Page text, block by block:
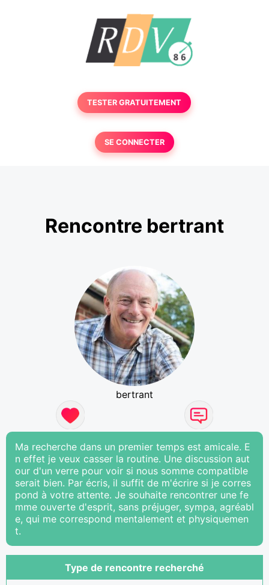
TESTER GRATUITEMENT
SE CONNECTER
Rencontre bertrant
bertrant
Ma recherche dans un premier temps est amicale. E
n effet je veux casser la routine. Une discussion aut
our d'un verre pour voir si nous somme compatible
serait bien. Par écris, il suffit de m'écrire si je corres
pond à votre attente. Je souhaite rencontrer une fe
mme ouverte d'esprit, sans préjuger, sympa, agréabl
e, qui me correspond mentalement et physiquemen
t.
Type de rencontre recherché